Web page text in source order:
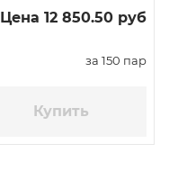
Цена 12 850.50 руб
за 150 пар
Купить